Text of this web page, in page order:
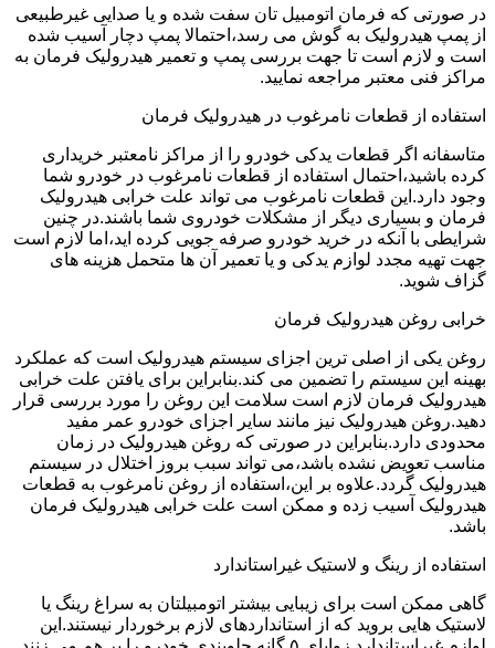
در صورتی که فرمان اتومبیل تان سفت شده و یا صدایی غیرطبیعی
از پمپ هیدرولیک به گوش می رسد،احتمالا پمپ دچار آسیب شده
است و لازم است تا جهت بررسی پمپ و تعمیر هیدرولیک فرمان به
مراکز فنی معتبر مراجعه نمایید.
استفاده از قطعات نامرغوب در هیدرولیک فرمان
متاسفانه اگر قطعات یدکی خودرو را از مراکز نامعتبر خریداری
کرده باشید،احتمال استفاده از قطعات نامرغوب در خودرو شما
وجود دارد.این قطعات نامرغوب می تواند علت خرابی هیدرولیک
فرمان و بسیاری دیگر از مشکلات خودروی شما باشند.در چنین
شرایطی با آنکه در خرید خودرو صرفه جویی کرده اید،اما لازم است
جهت تهیه مجدد لوازم یدکی و یا تعمیر آن ها متحمل هزینه های
گزاف شوید.
خرابی روغن هیدرولیک فرمان
روغن یکی از اصلی ترین اجزای سیستم هیدرولیک است که عملکرد
بهینه این سیستم را تضمین می کند.بنابراین برای یافتن علت خرابی
هیدرولیک فرمان لازم است سلامت این روغن را مورد بررسی قرار
دهید.روغن هیدرولیک نیز مانند سایر اجزای خودرو عمر مفید
محدودی دارد.بنابراین در صورتی که روغن هیدرولیک در زمان
مناسب تعویض نشده باشد،می تواند سبب بروز اختلال در سیستم
هیدرولیک گردد.علاوه بر این،استفاده از روغن نامرغوب به قطعات
هیدرولیک آسیب زده و ممکن است علت خرابی هیدرولیک فرمان
باشد.
استفاده از رینگ و لاستیک غیراستاندارد
گاهی ممکن است برای زیبایی بیشتر اتومبیلتان به سراغ رینگ یا
لاستیک هایی بروید که از استانداردهای لازم برخوردار نیستند.این